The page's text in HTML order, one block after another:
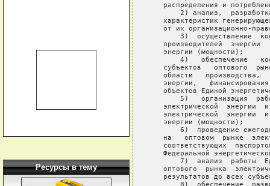
Ресурсы в тему
распределения и
2) анализ,
характеристик
от их организационно-
3)  осуществление
производителей  энергии
   энергии (мощности);
4)   обеспечение
субъектов   оптового
области   производства,
энергии,
объектов Единой
5)   организация
электрической  энергии
электрической  энергии
   энергии (мощности);
6)  проведение
на   оптовом  рынке
соответствующих
Федеральной
7)  анализ  работы
оптового  рынка
результатов до всех
8)  обеспечение